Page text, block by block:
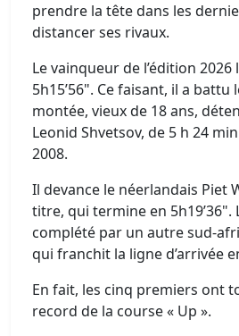
prendre la tête dans les
distancer ses rivaux.
Le vainqueur de l’édition 2026
5h15’56". Ce faisant, il a battu
montée, vieux de 18 ans,
Leonid Shvetsov, de 5 h 24
2008.
Il devance le néerlandais Piet
titre, qui termine en 5h19’36".
complété par un autre sud-
qui franchit la ligne d’arrivée
En fait, les cinq premiers ont
record de la course « Up ».